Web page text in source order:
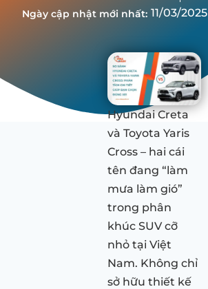
Ngày cập nhật mới nhất: 11/03/2025
Hyundai Creta
và Toyota Yaris
Cross – hai cái
tên đang “làm
mưa làm gió”
trong phân
khúc SUV cỡ
nhỏ tại Việt
Nam. Không chỉ
sở hữu thiết kế